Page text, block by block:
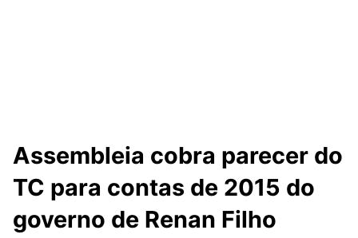
Assembleia cobra parecer do
TC para contas de 2015 do
governo de Renan Filho